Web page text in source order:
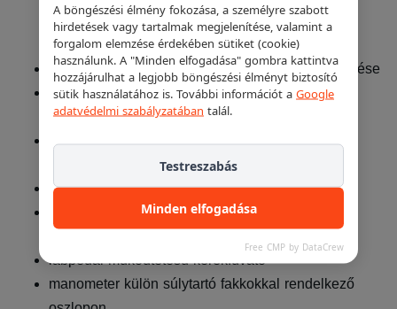
optimális sebességgel történjen a gumiszerelés
(gumiszakadás kizárva!)
UHP és run- flat kerekek felhasználóbarát szerelése
pneumatikusan hátra- és visszabillenthető
szerelőoszlop
pneumatikusan rögzíthető
újszerű konstrukciójú szorítókörmök
opcióval (2900 028) 30”-ig növelhető külső
lábpedál működtetésű kerékfúvató
manometer külön súlytartó fakkokkal rendelkező
A böngészési élmény fokozása, a személyre szabott
hirdetések vagy tartalmak megjelenítése, valamint a
forgalom elemzése érdekében sütiket (cookie)
használunk. A "Minden elfogadása" gombra kattintva
hozzájárulhat a legjobb böngészési élményt biztosító
sütik használatához is. További információt a Google
adatvédelmi szabályzatában talál.
Minden elfogadása
Testreszabás
Free CMP by DataCrew